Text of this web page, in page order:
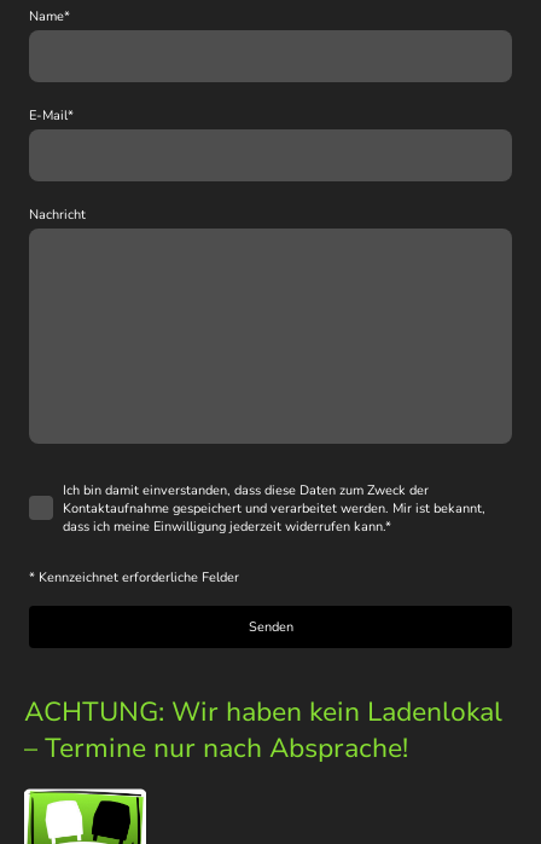
Name*
E-Mail*
Nachricht
Ich bin damit einverstanden, dass diese Daten zum Zweck der
Kontaktaufnahme gespeichert und verarbeitet werden. Mir ist bekannt,
dass ich meine Einwilligung jederzeit widerrufen kann.*
* Kennzeichnet erforderliche Felder
Senden
ACHTUNG: Wir haben kein Ladenlokal
– Termine nur nach Absprache!